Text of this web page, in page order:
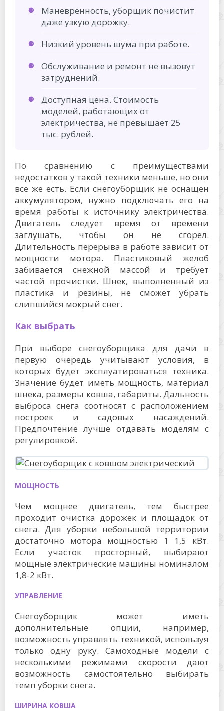
Маневренность, уборщик почистит
даже узкую дорожку.
Низкий уровень шума при работе.
Обслуживание и ремонт не вызовут
затруднений.
Доступная цена. Стоимость
моделей, работающих от
электричества, не превышает 25
тыс. рублей.
По сравнению с преимуществами
недостатков у такой техники меньше, но они
все же есть. Если снегоуборщик не оснащен
аккумулятором, нужно подключать его на
время работы к источнику электричества.
Двигатель следует время от времени
заглушать, чтобы он не сгорел.
Длительность перерыва в работе зависит от
мощности мотора. Пластиковый желоб
забивается снежной массой и требует
частой прочистки. Шнек, выполненный из
пластика и резины, не сможет убрать
слипшийся мокрый снег.
Как выбрать
При выборе снегоуборщика для дачи в
первую очередь учитывают условия, в
которых будет эксплуатироваться техника.
Значение будет иметь мощность, материал
шнека, размеры ковша, габариты. Дальность
выброса снега соотносят с расположением
построек и садовых насаждений.
Предпочтение лучше отдавать моделям с
регулировкой.
МОЩНОСТЬ
Чем мощнее двигатель, тем быстрее
проходит очистка дорожек и площадок от
снега. Для уборки небольшой территории
достаточно мотора мощностью 1 1,5 кВт.
Если участок просторный, выбирают
мощные электрические машины номиналом
1,8-2 кВт.
УПРАВЛЕНИЕ
Снегоуборщик может иметь
дополнительные опции, например,
возможность управлять техникой, используя
только одну руку. Самоходные модели с
несколькими режимами скорости дают
возможность самостоятельно выбирать
темп уборки снега.
ШИРИНА КОВША